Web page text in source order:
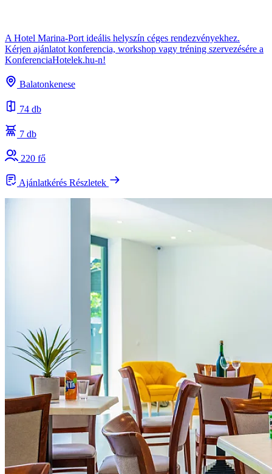
A Hotel Marina-Port ideális helyszín céges rendezvényekhez.
Kérjen ajánlatot konferencia, workshop vagy tréning szervezésére a
KonferenciaHotelek.hu-n!
Balatonkenese
74 db
7 db
220 fő
Ajánlatkérés Részletek